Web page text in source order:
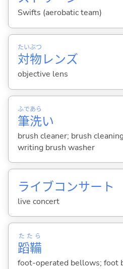
Swifts (aerobatic team)
対
たい
物
ぶつ
レンズ
objective lens
筆
ふで
洗
あら
い
brush cleaner; brush
writing brush washer
ライブコンサート
live concert
蹈鞴
たたら
foot-operated bellows; foot